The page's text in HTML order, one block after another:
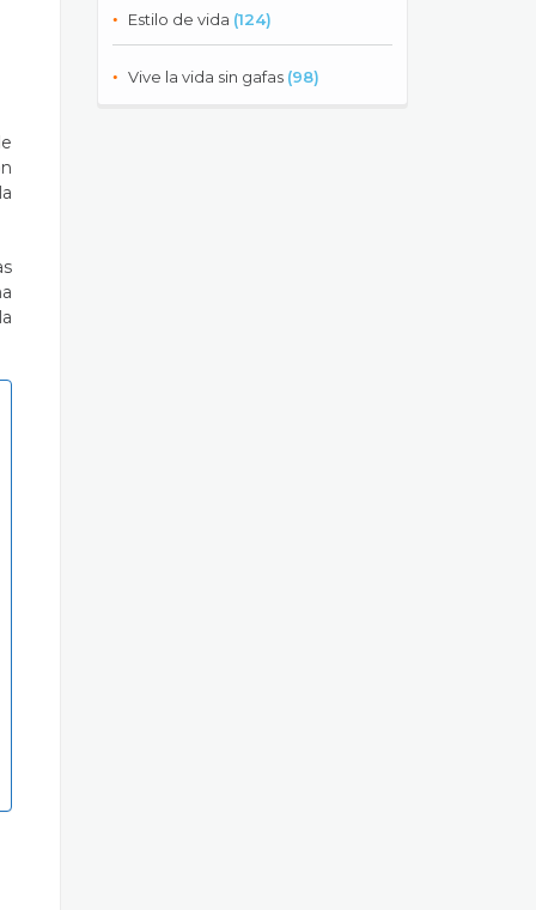
Estilo de vida (124)
Vive la vida sin gafas (98)